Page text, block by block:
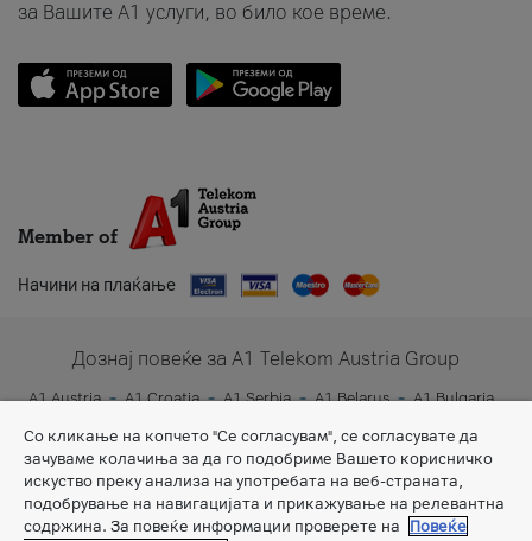
за Вашите A1 услуги, во било кое време.
Member of
Начини на плаќање
Дознај повеќе за A1 Telekom Austria Group
A1 Austria A1 Croatia A1 Serbia A1 Belarus
A1 Bulgaria
Со кликање на копчето "Се согласувам", се согласувате да
зачуваме колачиња за да го подобриме Вашето корисничко
искуство преку анализа на употребата на веб-страната,
подобрување на навигацијата и прикажување на релевантна
содржина. За повеќе информации проверете на
Повеќе